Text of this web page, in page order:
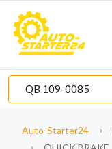
Auto-Starter24